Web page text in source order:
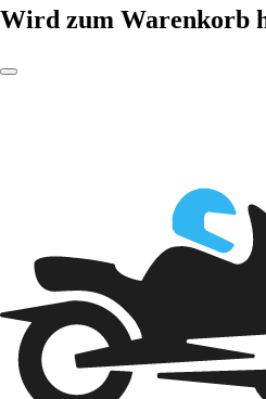
Wird zum Warenkorb